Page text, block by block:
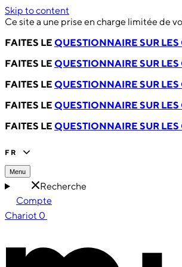
Skip to content
Ce site a une prise en charge limitée de
FAITES LE QUESTIONNAIRE SUR LES
FAITES LE QUESTIONNAIRE SUR LES
FAITES LE QUESTIONNAIRE SUR LES
FAITES LE QUESTIONNAIRE SUR LES
FAITES LE QUESTIONNAIRE SUR LES
FR
Menu
Recherche
Compte
Chariot 0